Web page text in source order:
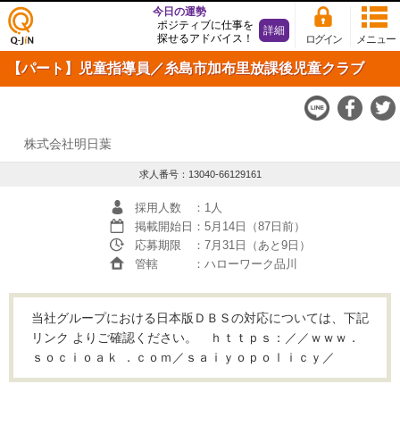
仕事
探し
の求
Q-JiN
メニュー
ログイン
今日の運勢
ポジティブに仕事を
探せるアドバイス！
詳細
【パート】児童指導員／糸島市加布里放課後児童クラブ
株式会社明日葉
求人番号：13040-66129161
採用人数
：1人
掲載開始日 ：5月14日（87日前）
応募期限
：7月31日（あと9日）
管轄
：ハローワーク品川
当社グループにおける日本版ＤＢＳの対応については、下記
リンク よりご確認ください。 ｈｔｔｐｓ：／／ｗｗｗ．
ｓｏｃｉｏａｋ ．ｃｏｍ／ｓａｉｙｏｐｏｌｉｃｙ／